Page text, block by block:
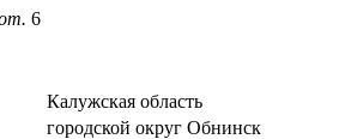
6
Калужская область
городской округ Обнинск